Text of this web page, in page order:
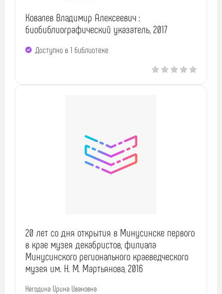
Ковалев Владимир Алексеевич :
биобиблиографический указатель, 2017
Доступно в 1 библиотекe
20 лет со дня открытия в Минусинске первого
в крае музея декабристов, филиала
Минусинского регионального краеведческого
музея им. Н. М. Мартьянова, 2016
Негодина Ирина Ивановна